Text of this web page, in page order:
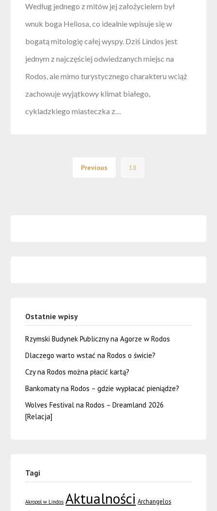
Według jednego z mitów jej założycielem był
wnuk boga Heliosa, co idealnie wpisuje się w
bogatą mitologię całej wyspy. Dziś Lindos jest
jednym z najczęściej odwiedzanych miejsc na
Rodos, ale mimo turystycznego charakteru wciąż
zachowuje wyjątkowy klimat białego,
cykladzkiego miasteczka z…
Previous 18
Ostatnie wpisy
Rzymski Budynek Publiczny na Agorze w Rodos
Dlaczego warto wstać na Rodos o świcie?
Czy na Rodos można płacić kartą?
Bankomaty na Rodos – gdzie wypłacać pieniądze?
Wolves Festival na Rodos – Dreamland 2026
[Relacja]
Tagi
Akropol w Lindos Aktualności Archangelos